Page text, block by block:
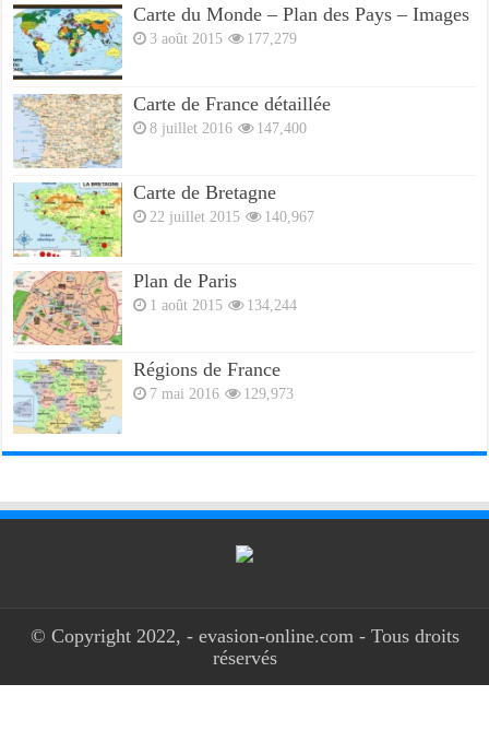
Carte du Monde – Plan des Pays – Images
3 août 2015 177,279
Carte de France détaillée
8 juillet 2016 147,400
Carte de Bretagne
22 juillet 2015 140,967
Plan de Paris
1 août 2015 134,244
Régions de France
7 mai 2016 129,973
© Copyright 2022, - evasion-online.com - Tous droits
réservés